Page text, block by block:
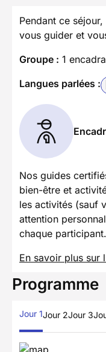
Pendant ce
vous guider et
Groupe : 1
Langues parlées :
Nos guides
bien-être et
les activités (sauf
attention
chaque participant.
En savoir plus sur
Programme
Jour 1Jour 2Jour 3